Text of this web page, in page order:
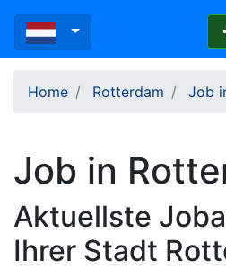
Home Rotterdam Job
Job in
Aktuellste
Ihrer Stadt